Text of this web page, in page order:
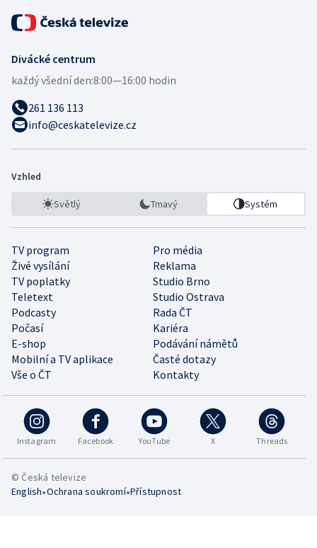
Divácké centrum
každý všední den:8:00—16:00 hodin
261 136 113
info@ceskatelevize.cz
Vzhled
Světlý Tmavý Systém
TV program
Pro média
Živé vysílání
Reklama
TV poplatky
Studio Brno
Teletext
Studio Ostrava
Podcasty
Rada ČT
Počasí
Kariéra
E-shop
Podávání námětů
Mobilní a TV aplikace
Časté dotazy
Vše o ČT
Kontakty
Instagram Facebook YouTube X Threads
© Česká televize
English•Ochrana soukromí•Přístupnost